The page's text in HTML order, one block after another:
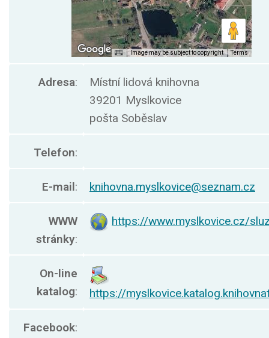
Adresa:
Místní lidová knihovna
39201 Myslkovice
pošta Soběslav
Telefon:
E-mail: knihovna.myslkovice@seznam.cz
WWW
stránky:
https://www.myslkovice.cz/
On-line
katalog: https://
Facebook: